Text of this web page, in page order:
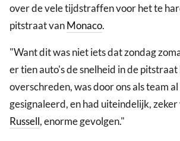
over de vele tijdstraffen voor het te
pitstraat vanMonaco.
"Want dit was niet iets dat zondag
er tien auto's de snelheid in de
overschreden, was door ons als team
gesignaleerd, en had uiteindelijk,
Russell, enorme gevolgen."